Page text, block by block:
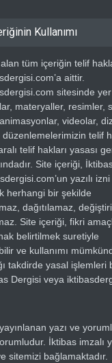
Kullanımı
tüm içeriğin telif
aittir.
sitesinde
materyaller, resimler,
videolar,
düzenlemelerimizin telif
telif hakları yasası
Site içeriği,
yazılı izni
herhangi bir şekilde
dağıtılamaz,
Site içeriği, fikri
belirtilmek suretiyle
ve kullanımı
takdirde yasal işlemleri
Dergisi veya
yazı ve
İktibas imzalı
sitemizi bağlamaktadır.